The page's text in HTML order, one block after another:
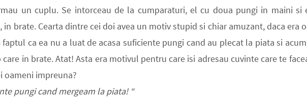
un cuplu. Se intorceau de la cumparaturi, el cu doua pungi in maini si
brate. Cearta dintre cei doi avea un motiv stupid si chiar amuzant, daca era
ca ea nu a luat de acasa suficiente pungi cand au plecat la piata si
in brate. Atat! Asta era motivul pentru care isi adresau cuvinte care te
oameni impreuna?
pungi cand mergeam la piata!“